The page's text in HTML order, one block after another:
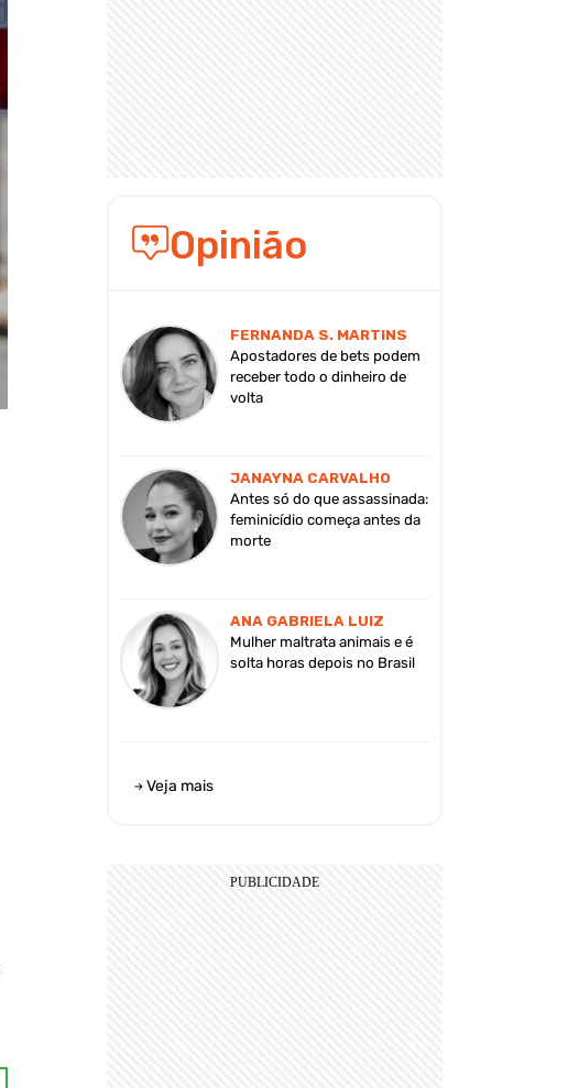
Opinião
FERNANDA S. MARTINS
Apostadores de bets podem
receber todo o dinheiro de
volta
JANAYNA CARVALHO
Antes só do que assassinada:
feminicídio começa antes da
morte
ANA GABRIELA LUIZ
Mulher maltrata animais e é
solta horas depois no Brasil
Veja mais